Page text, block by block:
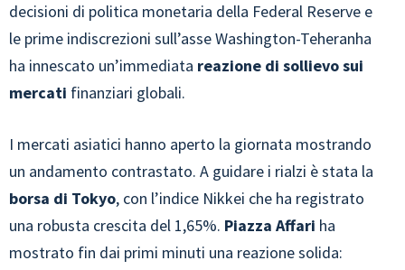
decisioni di politica monetaria della Federal Reserve e
le prime indiscrezioni sull’asse Washington-Teheranha
ha innescato un’immediata reazione di sollievo sui
mercati finanziari globali.
I mercati asiatici hanno aperto la giornata mostrando
un andamento contrastato. A guidare i rialzi è stata la
borsa di Tokyo, con l’indice Nikkei che ha registrato
una robusta crescita del 1,65%. Piazza Affari ha
mostrato fin dai primi minuti una reazione solida: